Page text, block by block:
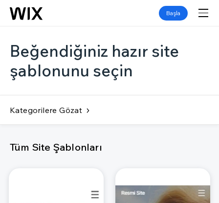
Başla
Beğendiğiniz hazır site
şablonunu seçin
Kategorilere Gözat
Tüm Site Şablonları